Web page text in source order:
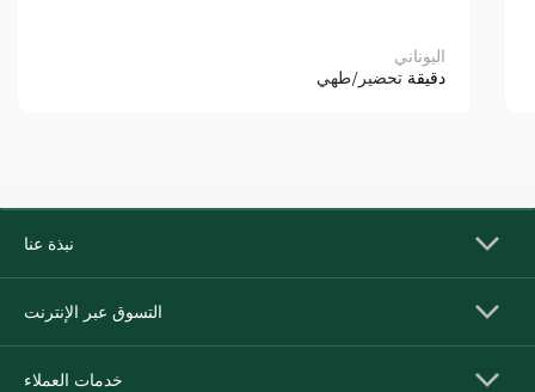
اليوناني
دقيقة تحضير/طهي
نبذة عنا
التسوق عبر الإنترنت
خدمات العملاء